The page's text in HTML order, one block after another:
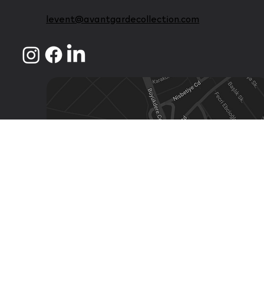
levent@avantgardecollection.com